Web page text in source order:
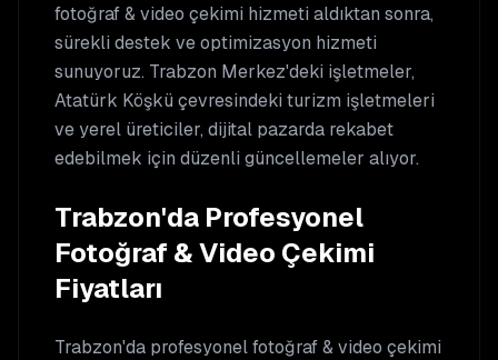
fotoğraf & video çekimi hizmeti aldıktan sonra,
sürekli destek ve optimizasyon hizmeti
sunuyoruz. Trabzon Merkez'deki işletmeler,
Atatürk Köşkü çevresindeki turizm işletmeleri
ve yerel üreticiler, dijital pazarda rekabet
edebilmek için düzenli güncellemeler alıyor.
Trabzon'da Profesyonel
Fotoğraf & Video Çekimi
Fiyatları
Trabzon'da profesyonel fotoğraf & video çekimi